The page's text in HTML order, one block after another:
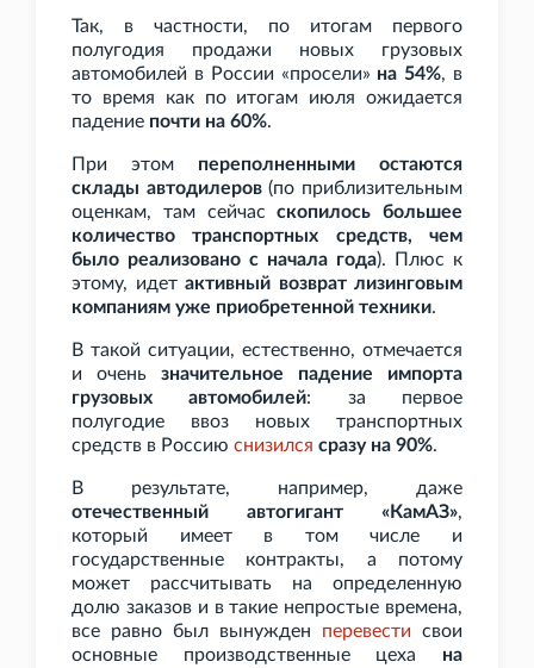
Так, в частности, по итогам первого
полугодия продажи новых грузовых
автомобилей в России «просели» на 54%, в
то время как по итогам июля ожидается
падение почти на 60%.
При этом переполненными остаются
склады автодилеров(по приблизительным
оценкам, там сейчасскопилось большее
количество транспортных средств, чем
было реализовано с начала года). Плюс к
этому, идет активный возврат лизинговым
компаниям уже приобретенной техники.
В такой ситуации, естественно, отмечается
и очень значительное падение импорта
грузовых автомобилей: за первое
полугодие ввоз новых транспортных
средств в Россию снизился сразу на 90%.
В результате, например, даже
отечественный автогигант «КамАЗ»,
который имеет в том числе и
государственные контракты, а потому
может рассчитывать на определенную
долю заказов и в такие непростые времена,
все равно был вынужден перевести свои
основные производственные цеха на